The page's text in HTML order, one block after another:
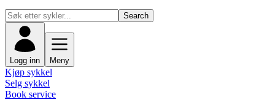
Search
Logg inn Meny
Kjøp sykkel
Selg sykkel
Book service